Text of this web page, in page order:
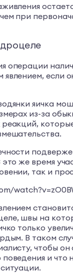
при
операции
если
яичка
из-за
реакций,
же время
так и
швы на
только
В таком
чтобы
и что